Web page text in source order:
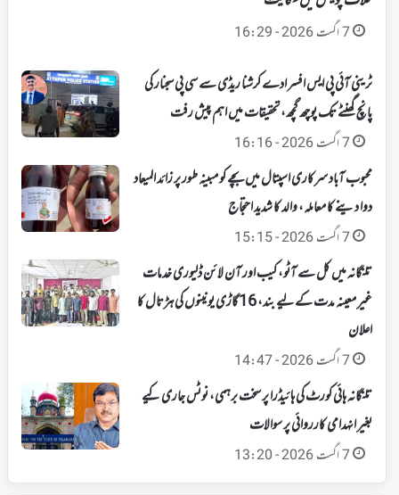
7 اگست 2026 - 16:29
ٹرینی آئی پی ایس افسر ادے کرشنا ریڈی سے سی پی سجنار کی
پانچ گھنٹے تک پوچھ گچھ، تحقیقات میں اہم پیش رفت
7 اگست 2026 - 16:16
محبوب آباد سرکاری اسپتال میں بچے کو مبینہ طور پر زائد المیعاد
دوا دینے کا معاملہ، والد کا شدید احتجاج
7 اگست 2026 - 15:15
تلنگانہ میں کل سے آٹو، کیب اور آن لائن ڈلیوری خدمات
غیر معینہ مدت کے لیے بند، 16 گاڑی یونینوں کی ہڑتال کا
اعلان
7 اگست 2026 - 14:47
تلنگانہ ہائی کورٹ کی ہائیڈرا پر سخت برہمی، نوٹس جاری کیے
بغیر انہدامی کارروائی پر سوالات
7 اگست 2026 - 13:20